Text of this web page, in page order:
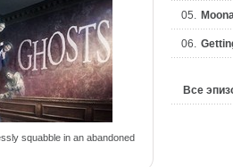
squabble in an abandoned
05.
06.
Все